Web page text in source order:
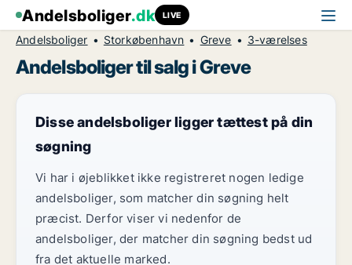
Andelsboliger.dk LIVE
Andelsboliger Storkøbenhavn Greve 3-værelses
Andelsboliger til salg i Greve
Disse andelsboliger ligger tættest på din
søgning
Vi har i øjeblikket ikke registreret nogen ledige
andelsboliger, som matcher din søgning helt
præcist. Derfor viser vi nedenfor de
andelsboliger, der matcher din søgning bedst ud
fra det aktuelle marked.